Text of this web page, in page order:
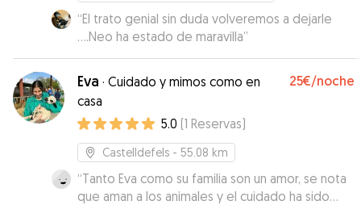
“El trato genial sin duda volveremos a dejarle
....Neo ha estado de maravilla”
Eva · Cuidado y mimos como en
casa
25€/noche
5.0 (1 Reservas)
Castelldefels - 55.08 km
“Tanto Eva como su familia son un amor, se nota
que aman a los animales y el cuidado ha sido